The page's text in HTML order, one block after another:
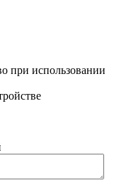
при использовании